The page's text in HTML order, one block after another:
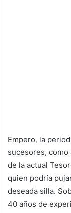
Empero, la
sucesores, como
de la actual
quien podría
deseada silla.
40 años de